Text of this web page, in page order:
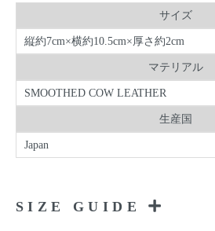
サイズ
縦約7cm×横約10.5cm×厚さ約2cm
マテリアル
SMOOTHED COW LEATHER
生産国
Japan
SIZE GUIDE